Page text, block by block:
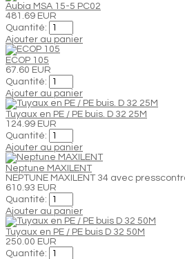
Aubia MSA 15-5 PC02
481.69 EUR
Quantité:
Ajouter au panier
ECOP 105
67.60 EUR
Quantité:
Ajouter au panier
Tuyaux en PE / PE buis. D 32 25M
124.99 EUR
Quantité:
Ajouter au panier
Neptune MAXILENT
NEPTUNE MAXILENT 34 avec
610.93 EUR
Quantité:
Ajouter au panier
Tuyaux en PE / PE buis D 32 50M
250.00 EUR
Quantité: